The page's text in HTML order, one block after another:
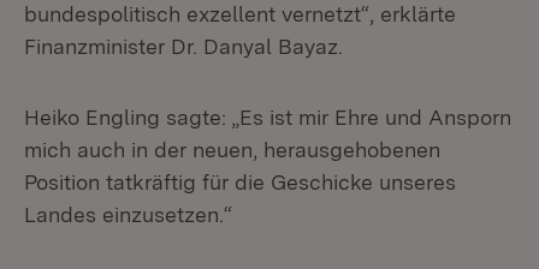
bundespolitisch exzellent vernetzt“, erklärte
Finanzminister Dr. Danyal Bayaz.
Heiko Engling sagte: „Es ist mir Ehre und Ansporn
mich auch in der neuen, herausgehobenen
Position tatkräftig für die Geschicke unseres
Landes einzusetzen.“